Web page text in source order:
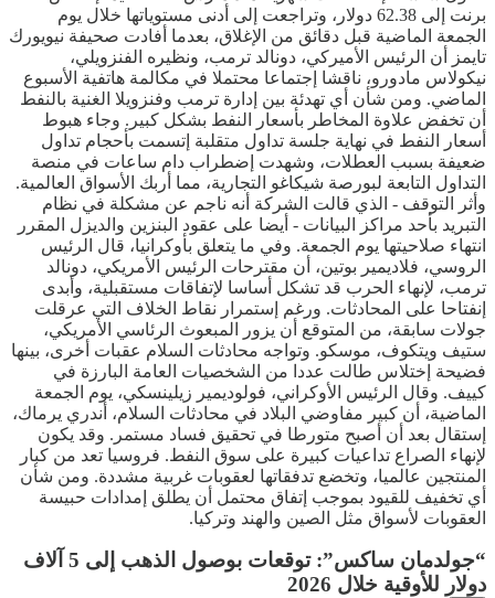
برنت إلى 62.38 دولار، وتراجعت إلى أدنى مستوياتها خلال يوم
الجمعة الماضية قبل دقائق من الإغلاق، بعدما أفادت صحيفة نيويورك
تايمز أن الرئيس الأميركي، دونالد ترمب، ونظيره الفنزويلي،
نيكولاس مادورو، ناقشا إجتماعا محتملا في مكالمة هاتفية الأسبوع
الماضي. ومن شأن أي تهدئة بين إدارة ترمب وفنزويلا الغنية بالنفط
أن تخفض علاوة المخاطر بأسعار النفط بشكل كبير. وجاء هبوط
أسعار النفط في نهاية جلسة تداول متقلبة إتسمت بأحجام تداول
ضعيفة بسبب العطلات، وشهدت إضطراب دام ساعات في منصة
التداول التابعة لبورصة شيكاغو التجارية، مما أربك الأسواق العالمية.
وأثر التوقف - الذي قالت الشركة أنه ناجم عن مشكلة في نظام
التبريد بأحد مراكز البيانات - أيضا على عقود البنزين والديزل المقرر
انتهاء صلاحيتها يوم الجمعة. وفي ما يتعلق بأوكرانيا، قال الرئيس
الروسي، فلاديمير بوتين، أن مقترحات الرئيس الأمريكي، دونالد
ترمب، لإنهاء الحرب قد تشكل أساسا لإتفاقات مستقبلية، وأبدى
إنفتاحا على المحادثات. ورغم إستمرار نقاط الخلاف التي عرقلت
جولات سابقة، من المتوقع أن يزور المبعوث الرئاسي الأمريكي،
ستيف ويتكوف، موسكو. وتواجه محادثات السلام عقبات أخرى، بينها
فضيحة إختلاس طالت عددا من الشخصيات العامة البارزة في
كييف. وقال الرئيس الأوكراني، فولوديمير زيلينسكي، يوم الجمعة
الماضية، أن كبير مفاوضي البلاد في محادثات السلام، أندري يرماك،
إستقال بعد أن أصبح متورطا في تحقيق فساد مستمر. وقد يكون
لإنهاء الصراع تداعيات كبيرة على سوق النفط. فروسيا تعد من كبار
المنتجين عالميا، وتخضع تدفقاتها لعقوبات غربية مشددة. ومن شأن
أي تخفيف للقيود بموجب إتفاق محتمل أن يطلق إمدادات حبيسة
العقوبات لأسواق مثل الصين والهند وتركيا.
“جولدمان ساكس”: توقعات بوصول الذهب إلى 5 آلاف
دولار للأوقية خلال 2026